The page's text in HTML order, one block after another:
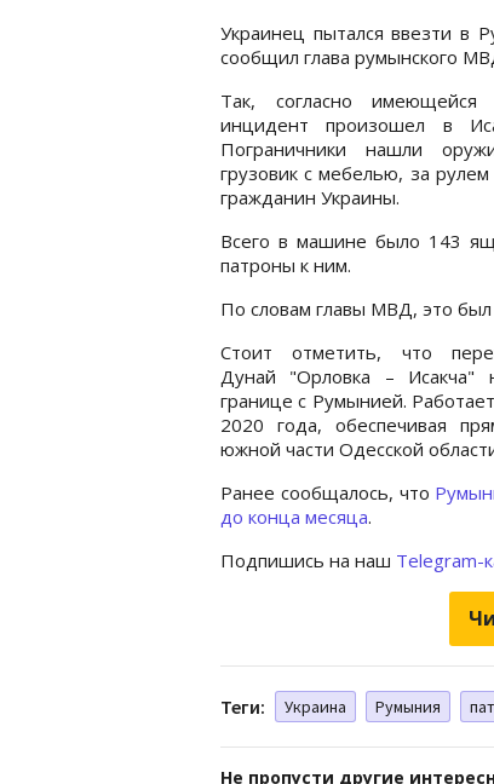
Украинец пытался ввезти в
сообщил глава румынского
Так, согласно имеющейся
инцидент произошел в
Пограничники нашли
грузовик с мебелью, за
гражданин Украины.
Всего в машине было 143
патроны к ним.
По словам главы МВД, это
Стоит отметить, что
Дунай "Орловка – Исакча"
границе с Румынией. Работает
2020 года, обеспечивая
южной части Одесской
Ранее сообщалось, что
до конца месяца.
Подпишись на наш Telegram-
Теги: Украина Румыния
Не пропусти другие